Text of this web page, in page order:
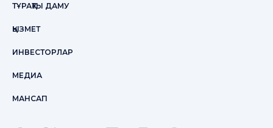
ТҰРАҚТЫ ДАМУ
ҚЫЗМЕТ
ИНВЕСТОРЛАР
МЕДИА
МАНСАП